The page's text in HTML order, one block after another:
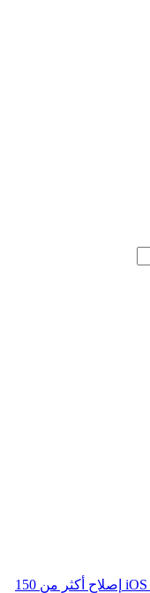
إصلاح أكثر من 150